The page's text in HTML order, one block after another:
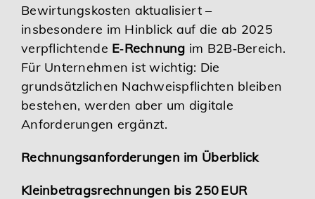
Services
Bewirtungskosten aktualisiert –
insbesondere im Hinblick auf die ab 2025
verpflichtende E‑Rechnung im B2B‑Bereich.
Für Unternehmen ist wichtig: Die
grundsätzlichen Nachweispflichten bleiben
bestehen, werden aber um digitale
Anforderungen ergänzt.
Rechnungsanforderungen im Überblick
Kleinbetragsrechnungen bis 250 EUR